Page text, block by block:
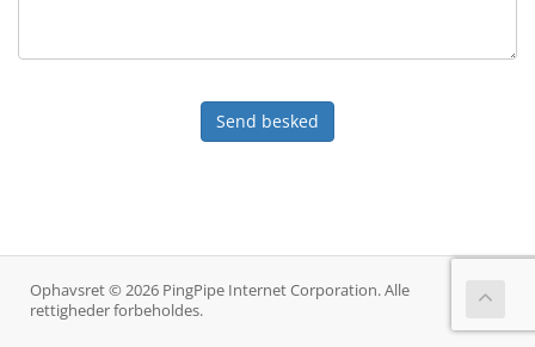
Send besked
Ophavsret © 2026 PingPipe Internet Corporation. Alle
rettigheder forbeholdes.